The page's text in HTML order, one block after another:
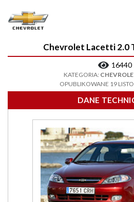
Chevrolet Lacetti 2.0
16440
KATEGORIA:
OPUBLIKOWANE 19
DANE